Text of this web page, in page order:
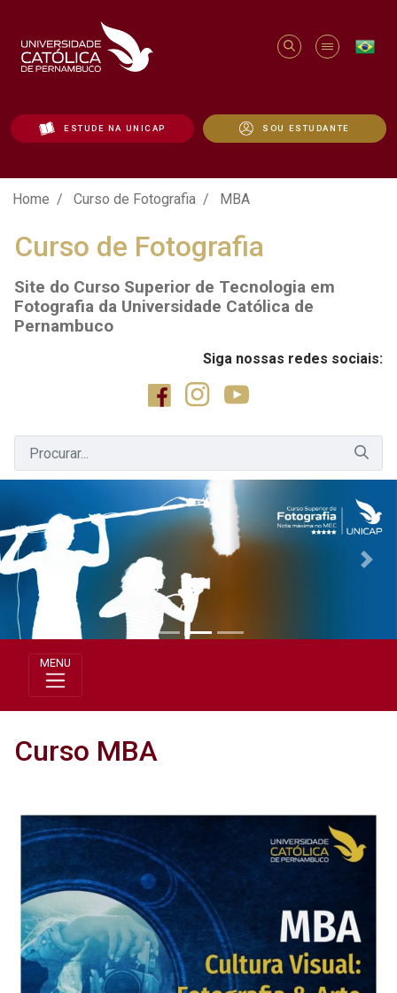
ESTUDE NA UNICAP SOU ESTUDANTE
Curso de Fotografia | MBA - Unicap
Home Curso de Fotografia MBA
Curso de Fotografia
Site do Curso Superior de Tecnologia em
Fotografia da Universidade Católica de
Pernambuco
Siga nossas redes sociais:
Previous Next
MENU
Curso MBA